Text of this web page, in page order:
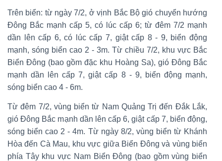
Trên biển: từ ngày 7/2, ở vịnh Bắc Bộ gió chuyển hướng
Đông Bắc mạnh cấp 5, có lúc cấp 6; từ đêm 7/2 mạnh
dần lên cấp 6, có lúc cấp 7, giật cấp 8 - 9, biển động
mạnh, sóng biển cao 2 - 3m. Từ chiều 7/2, khu vực Bắc
Biển Đông (bao gồm đặc khu Hoàng Sa), gió Đông Bắc
mạnh dần lên cấp 7, giật cấp 8 - 9, biển động mạnh,
sóng biển cao 4 - 6m.
Từ đêm 7/2, vùng biển từ Nam Quảng Trị đến Đắk Lắk,
gió Đông Bắc mạnh dần lên cấp 6, giật cấp 7, biển động,
sóng biển cao 2 - 4m. Từ ngày 8/2, vùng biển từ Khánh
Hòa đến Cà Mau, khu vực giữa Biển Đông và vùng biển
phía Tây khu vực Nam Biển Đông (bao gồm vùng biển